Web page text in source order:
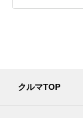
クルマTOP